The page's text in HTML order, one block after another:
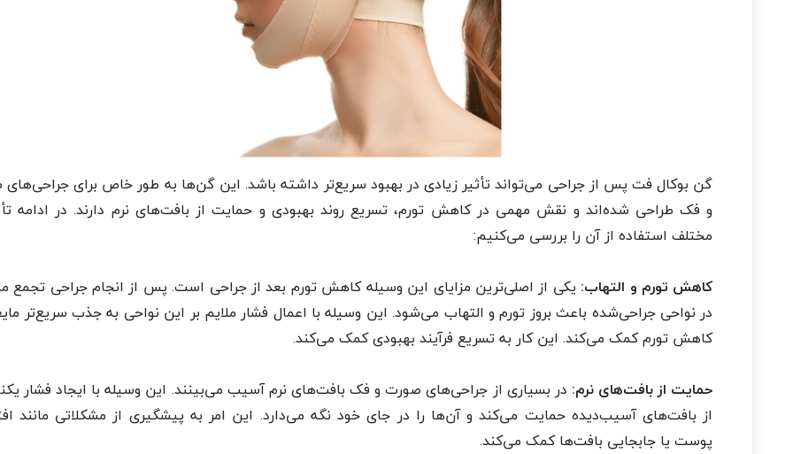
گن بوکال فت پس از جراحی می‌تواند تأثیر زیادی در بهبود سریع‌تر داشته باشد. این گن‌ها به طور خاص برای
و فک طراحی شده‌اند و نقش مهمی در کاهش تورم، تسریع روند بهبودی و حمایت از بافت‌های نرم دارند. در ادامه
مختلف استفاده از آن را بررسی می‌کنیم:
کاهش تورم و التهاب: یکی از اصلی‌ترین مزایای این وسیله کاهش تورم بعد از جراحی است. پس از انجام جراحی تجمع
در نواحی جراحی‌شده باعث بروز تورم و التهاب می‌شود. این وسیله با اعمال فشار ملایم بر این نواحی به جذب سریع‌تر
کاهش تورم کمک می‌کند. این کار به تسریع فرآیند بهبودی کمک می‌کند.
حمایت از بافت‌های نرم: در بسیاری از جراحی‌های صورت و فک بافت‌های نرم آسیب می‌بینند. این وسیله با ایجاد فشار
از بافت‌های آسیب‌دیده حمایت می‌کند و آن‌ها را در جای خود نگه می‌دارد. این امر به پیشگیری از مشکلاتی مانند
پوست یا جابجایی بافت‌ها کمک می‌کند.